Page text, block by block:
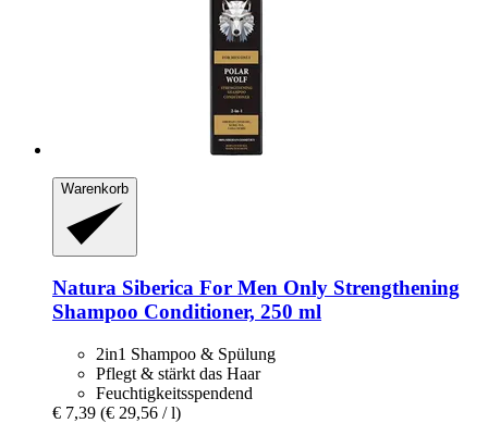
Warenkorb
Natura Siberica For Men Only Strengthening
Shampoo Conditioner, 250 ml
2in1 Shampoo & Spülung
Pflegt & stärkt das Haar
Feuchtigkeitsspendend
€ 7,39 (€ 29,56 / l)